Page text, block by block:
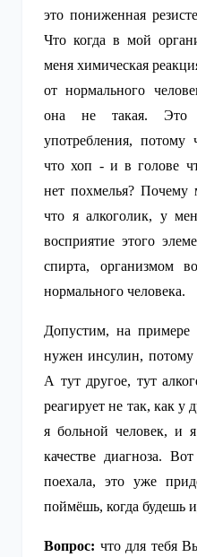
это пониженная
Что когда в мой
меня химическая
от нормального
она не такая. Это
употребления, потому
что хоп - и в голове
нет похмелья?
что я алкоголик, у
восприятие этого
спирта, организмом
нормального человека.
Допустим, на примере
нужен инсулин, потому
А тут другое, тут
реагирует не так, как
я больной человек, и
качестве диагноза.
поехала, это уже
поймёшь, когда будешь
Вопрос: что для тебя